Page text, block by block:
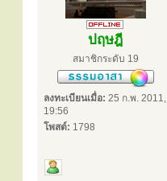
ปฤษฎี
สมาชิกระดับ 19
ลงทะเบียนเมื่อ: 25 ก.พ. 2011,
19:56
โพสต์: 1798